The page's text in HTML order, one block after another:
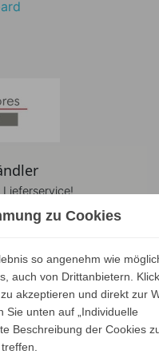
als 15 Jahren
auf alle
zu Cookies
so angenehm wie
auch von Drittanbietern.
zu akzeptieren und direkt zur
Sie unten auf „Individuelle
Beschreibung der Cookies